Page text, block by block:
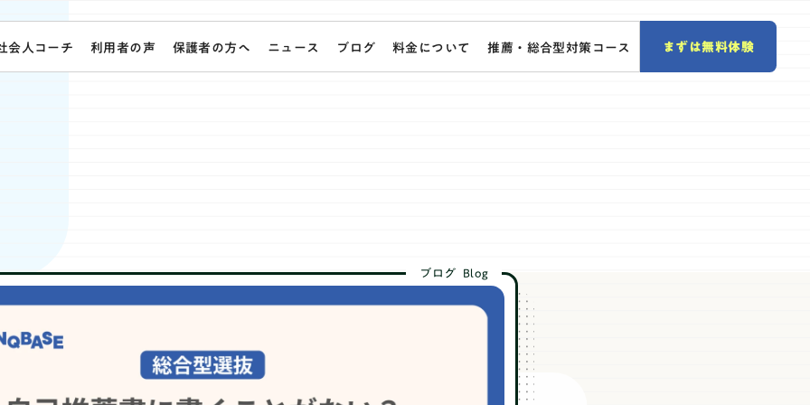
会人コーチ 利用者の声 保護者の方へ ニュース ブログ 料金について 推薦・総合型対策コース まずは無料体験
ブログ Blog